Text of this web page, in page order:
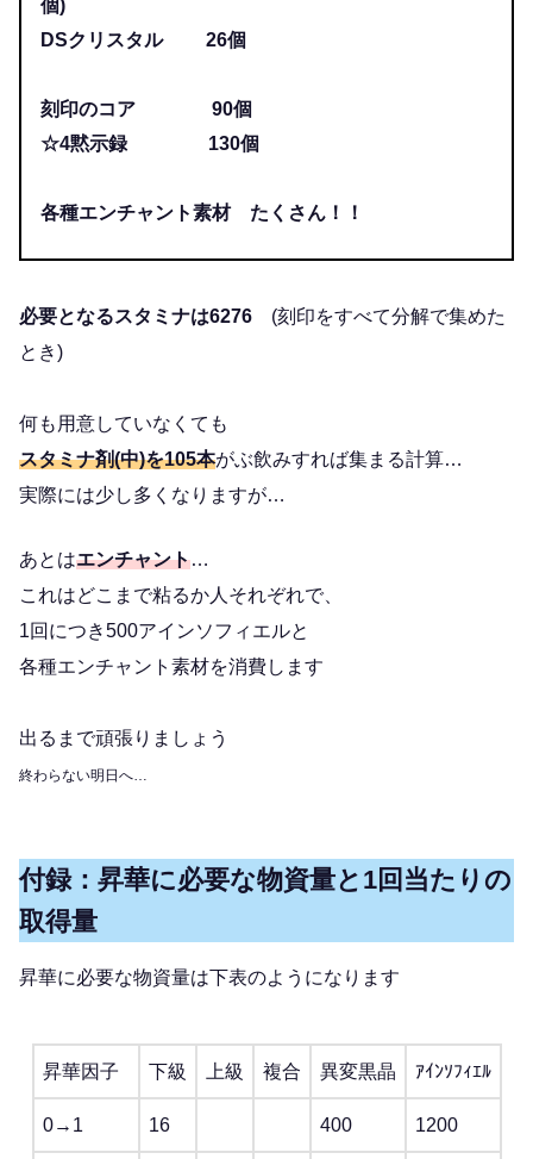
個)
DSクリスタル 26個
刻印のコア 90個
☆4黙示録 130個
各種エンチャント素材 たくさん！！
必要となるスタミナは6276 (刻印をすべて分解で集めた
とき)
何も用意していなくても
スタミナ剤(中)を105本がぶ飲みすれば集まる計算…
実際には少し多くなりますが…
あとはエンチャント…
これはどこまで粘るか人それぞれで、
1回につき500アインソフィエルと
各種エンチャント素材を消費します
出るまで頑張りましょう
終わらない明日へ…
付録：昇華に必要な物資量と1回当たりの
取得量
昇華に必要な物資量は下表のようになります
昇華因子 下級 上級 複合 異変黒晶 ｱｲﾝｿﾌｨｴﾙ
0→1 16 400 1200